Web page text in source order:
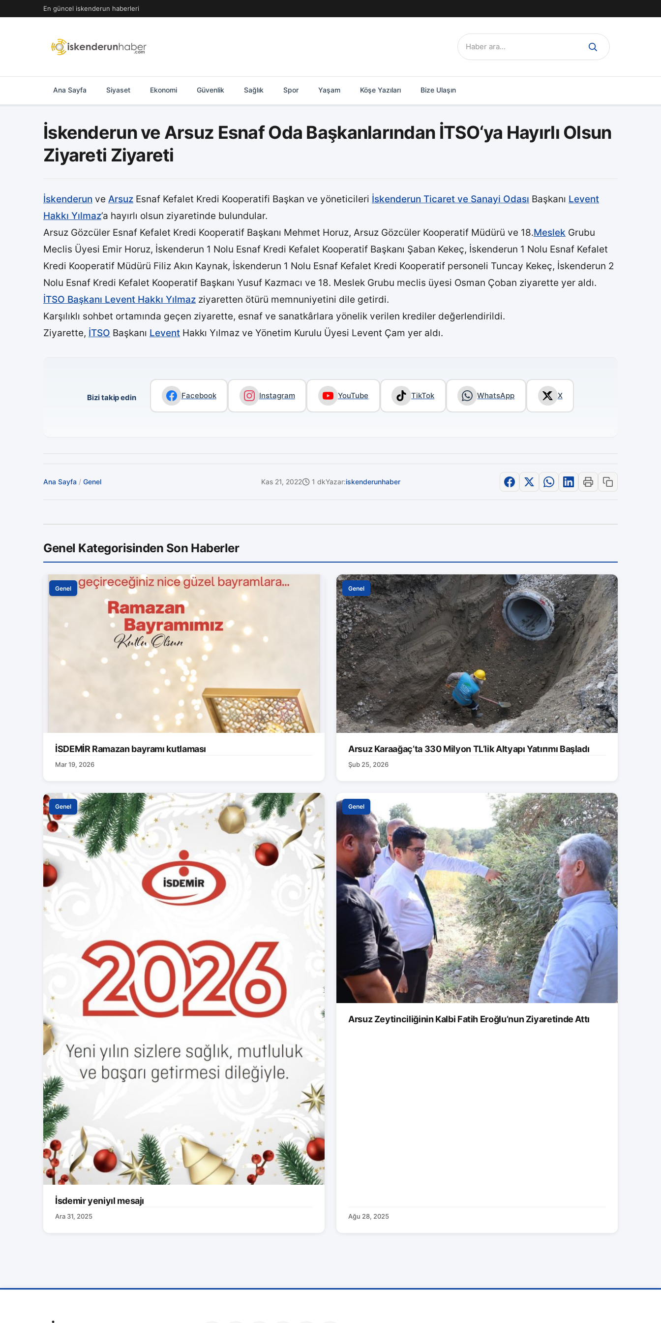
geç
En güncel iskenderun haberleri
Ara:
Ana Sayfa Siyaset Ekonomi Güvenlik Sağlık Spor Yaşam Köşe Yazıları Bize Ulaşın
İskenderun ve Arsuz Esnaf Oda Başkanlarından İTSO‘ya Hayırlı Olsun
Ziyareti Ziyareti
İskenderun ve Arsuz Esnaf Kefalet Kredi Kooperatifi Başkan ve yöneticileri İskenderun Ticaret ve Sanayi Odası Başkanı Levent
Hakkı Yılmaz’a hayırlı olsun ziyaretinde bulundular.
Arsuz Gözcüler Esnaf Kefalet Kredi Kooperatif Başkanı Mehmet Horuz, Arsuz Gözcüler Kooperatif Müdürü ve 18.Meslek Grubu
Meclis Üyesi Emir Horuz, İskenderun 1 Nolu Esnaf Kredi Kefalet Kooperatif Başkanı Şaban Kekeç, İskenderun 1 Nolu Esnaf Kefalet
Kredi Kooperatif Müdürü Filiz Akın Kaynak, İskenderun 1 Nolu Esnaf Kefalet Kredi Kooperatif personeli Tuncay Kekeç, İskenderun 2
Nolu Esnaf Kredi Kefalet Kooperatif Başkanı Yusuf Kazmacı ve 18. Meslek Grubu meclis üyesi Osman Çoban ziyarette yer aldı.
İTSO Başkanı Levent Hakkı Yılmaz ziyaretten ötürü memnuniyetini dile getirdi.
Karşılıklı sohbet ortamında geçen ziyarette, esnaf ve sanatkârlara yönelik verilen krediler değerlendirildi.
Ziyarette, İTSO Başkanı Levent Hakkı Yılmaz ve Yönetim Kurulu Üyesi Levent Çam yer aldı.
Bizi takip edin Facebook Instagram YouTube TikTok WhatsApp X
Ana Sayfa / Genel Kas 21, 2022 1 dkYazar:iskenderunhaber
Genel Kategorisinden Son Haberler
Genel
İSDEMİR Ramazan bayramı kutlaması
Mar 19, 2026
Genel
Arsuz Karaağaç’ta 330 Milyon TL’lik Altyapı Yatırımı Başladı
Şub 25, 2026
Genel
İsdemir yeniyıl mesajı
Ara 31, 2025
Genel
Arsuz Zeytinciliğinin Kalbi Fatih Eroğlu’nun Ziyaretinde Attı
Ağu 28, 2025